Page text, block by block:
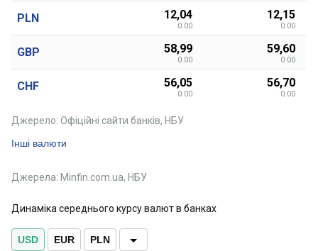
PLN 12,04
0.00
12,15
0.00
GBP 58,99
0.00
59,60
0.00
CHF 56,05
0.00
56,70
0.00
Інші валюти
Джерело: Офіційні сайти банків, НБУ
Джерела: Minfin.com.ua, НБУ
Динаміка середнього курсу валют в банках
USD EUR PLN